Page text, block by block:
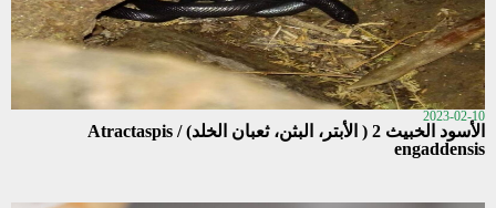
2023-02-10
الأسود الخبيث 2 ( الأبتر، البثن، ثعبان الخلد) / Atractaspis
engaddensis